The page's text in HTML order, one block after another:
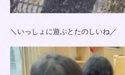
＼いっしょに遊ぶとたのしいね／